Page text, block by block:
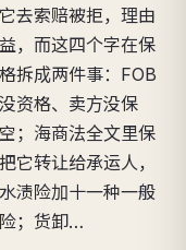
去索赔被拒，理由
，而这四个字在保
拆成两件事：FOB
资格、卖方没保
；海商法全文里保
它转让给承运人，
渍险加十一种一般
；货卸…